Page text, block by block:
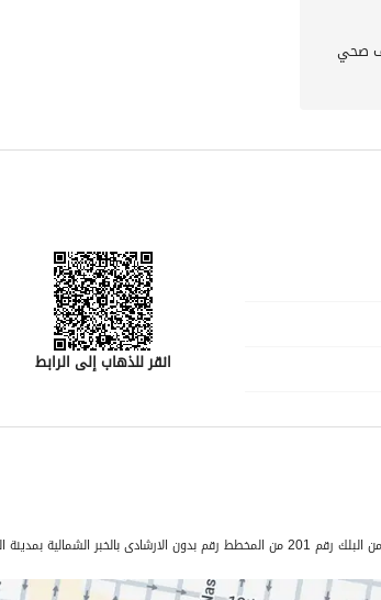
صحي
انقر للذهاب إلى الرابط